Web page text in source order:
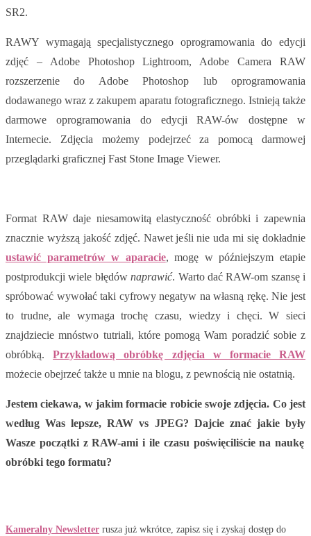
SR2.
RAWY wymagają specjalistycznego oprogramowania do edycji
zdjęć – Adobe Photoshop Lightroom, Adobe Camera RAW
rozszerzenie do Adobe Photoshop lub oprogramowania
dodawanego wraz z zakupem aparatu fotograficznego. Istnieją także
darmowe oprogramowania do edycji RAW-ów dostępne w
Internecie. Zdjęcia możemy podejrzeć za pomocą darmowej
przeglądarki graficznej Fast Stone Image Viewer.
Format RAW daje niesamowitą elastyczność obróbki i zapewnia
znacznie wyższą jakość zdjęć. Nawet jeśli nie uda mi się dokładnie
ustawić parametrów w aparacie, mogę w późniejszym etapie
postprodukcji wiele błędównaprawić. Warto dać RAW-om szansę i
spróbować wywołać taki cyfrowy negatyw na własną rękę. Nie jest
to trudne, ale wymaga trochę czasu, wiedzy i chęci. W sieci
znajdziecie mnóstwo tutriali, które pomogą Wam poradzić sobie z
obróbką.Przykładową obróbkę zdjęcia w formacie RAW
możecie obejrzeć także u mnie na blogu, z pewnością nie ostatnią.
Jestem ciekawa, w jakim formacie robicie swoje zdjęcia. Co jest
według Was lepsze, RAW vs JPEG? Dajcie znać jakie były
Wasze początki z RAW-ami i ile czasu poświęciliście na naukę
obróbki tego formatu?
Kameralny Newsletter rusza już wkrótce, zapisz się i zyskaj dostęp do